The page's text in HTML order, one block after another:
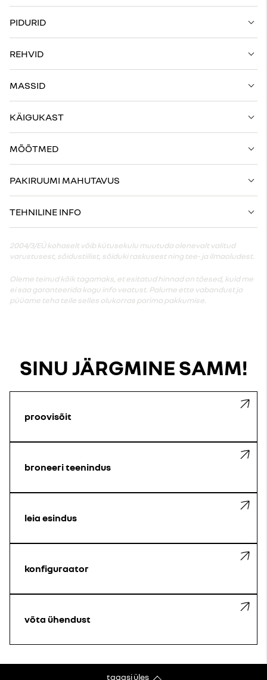
PIDURID
REHVID
MASSID
KÄIGUKAST
MÕÕTMED
PAKIRUUMI MAHUTAVUS
TEHNILINE INFO
2004/3/EÜ kohaselt võib kütusekulu muutuda olenevalt valitud
varustusest, sõidustiilist, sõiduki raskusest ning tee- ja ilmaoludest.
Oleme teinud kõik tagamaks, et esitatud hinnad on tõesed, kuid me
ei saa garanteerida kogu info veatust. Palume ette vabandust ja
püüame teha teile selles olukorras parima pakkumise.
SINU JÄRGMINE SAMM!
proovisõit
broneeri teenindus
leia esindus
konfiguraator
võta ühendust
tagasi üles